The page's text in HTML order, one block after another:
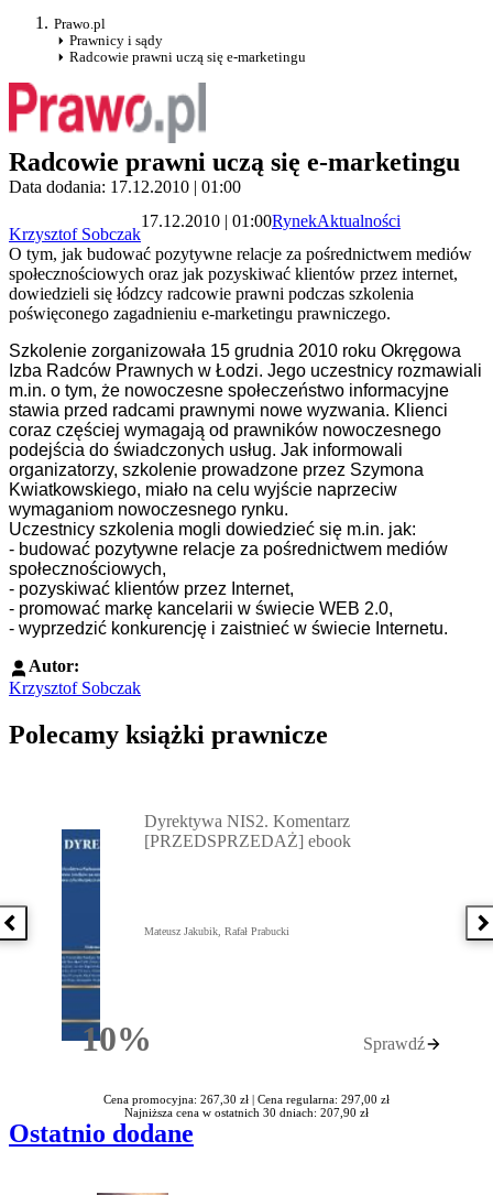
Prawo.pl
Prawnicy i sądy
Radcowie prawni uczą się e-marketingu
Radcowie prawni uczą się e-marketingu
Data dodania: 17.12.2010 | 01:00
Krzysztof Sobczak
17.12.2010 | 01:00RynekAktualności
O tym, jak budować pozytywne relacje za pośrednictwem mediów
społecznościowych oraz jak pozyskiwać klientów przez internet,
dowiedzieli się łódzcy radcowie prawni podczas szkolenia
poświęconego zagadnieniu e-marketingu prawniczego.
Szkolenie zorganizowała 15 grudnia 2010 roku Okręgowa
Izba Radców Prawnych w Łodzi. Jego uczestnicy rozmawiali
m.in. o tym, że nowoczesne społeczeństwo informacyjne
stawia przed radcami prawnymi nowe wyzwania. Klienci
coraz częściej wymagają od prawników nowoczesnego
podejścia do świadczonych usług. Jak informowali
organizatorzy, szkolenie prowadzone przez Szymona
Kwiatkowskiego, miało na celu wyjście naprzeciw
wymaganiom nowoczesnego rynku.
Uczestnicy szkolenia mogli dowiedzieć się m.in. jak:
- budować pozytywne relacje za pośrednictwem mediów
społecznościowych,
- pozyskiwać klientów przez Internet,
- promować markę kancelarii w świecie WEB 2.0,
- wyprzedzić konkurencję i zaistnieć w świecie Internetu.
Autor:
Krzysztof Sobczak
Polecamy książki prawnicze
Poprzednia książka
10%Rabatu
Dyrektywa NIS2. Komentarz
[PRZEDSPRZEDAŻ] ebook
Mateusz Jakubik, Rafał Prabucki
Sprawdź
Cena promocyjna: 267,30 zł | Cena regularna: 297,00 zł
Najniższa cena w ostatnich 30 dniach: 207,90 zł
Ostatnio dodane